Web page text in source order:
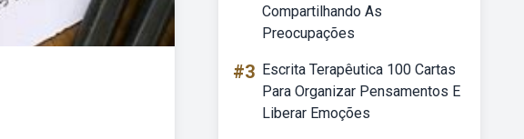
Compartilhando As
Preocupações
#3 Escrita Terapêutica 100 Cartas
Para Organizar Pensamentos E
Liberar Emoções